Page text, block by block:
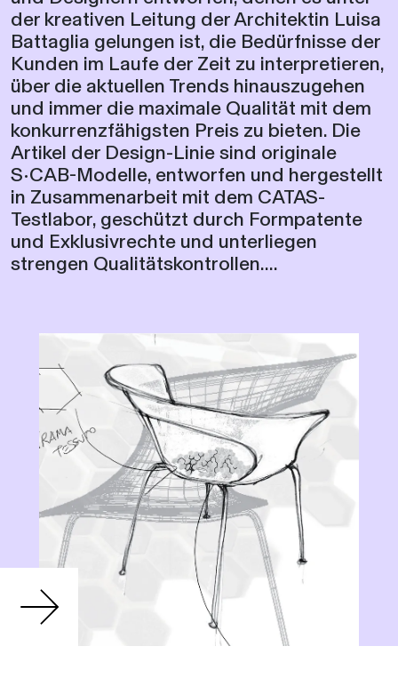
der kreativen Leitung der Architektin Luisa
Battaglia gelungen ist, die Bedürfnisse der
Kunden im Laufe der Zeit zu interpretieren,
über die aktuellen Trends hinauszugehen
und immer die maximale Qualität mit dem
konkurrenzfähigsten Preis zu bieten. Die
Artikel der Design-Linie sind originale
S•CAB-Modelle, entworfen und hergestellt
in Zusammenarbeit mit dem CATAS-
Testlabor, geschützt durch Formpatente
und Exklusivrechte und unterliegen
strengen Qualitätskontrollen....